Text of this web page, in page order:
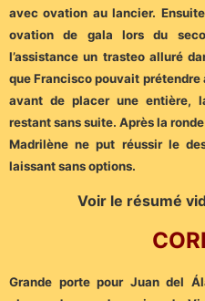
avec ovation au lancier.
ovation de gala lors du
l’assistance un trasteo alluré
que Francisco pouvait prétendre
avant de placer une entière,
restant sans suite. Après la
Madrilène ne put réussir le
laissant sans options.
Voir le résumé
Grande porte pour Juan del